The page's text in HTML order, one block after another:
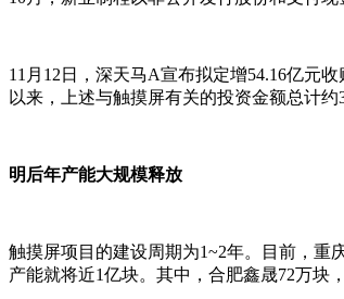
11月12日，深天马A宣布拟定增54.16亿元
以来，上述与触摸屏有关的投资金额总计约
明后年产能大规模释放
触摸屏项目的建设周期为1~2年。目前，重
产能就将近1亿块。其中，合肥鑫晟72万块